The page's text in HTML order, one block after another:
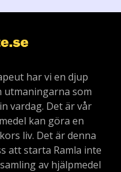
har vi en djup
utmaningarna som
vardag. Det är vår
kan göra en
liv. Det är denna
att starta Ramla inte
av hjälpmedel